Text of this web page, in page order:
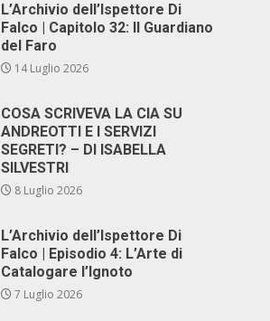
L’Archivio dell’Ispettore Di
Falco | Capitolo 32: Il Guardiano
del Faro
14 Luglio 2026
COSA SCRIVEVA LA CIA SU
ANDREOTTI E I SERVIZI
SEGRETI? – DI ISABELLA
SILVESTRI
8 Luglio 2026
L’Archivio dell’Ispettore Di
Falco | Episodio 4: L’Arte di
Catalogare l’Ignoto
7 Luglio 2026